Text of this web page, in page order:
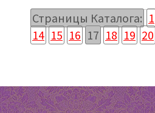
Страницы Каталога: 1
14 15 16 17 18 19 20